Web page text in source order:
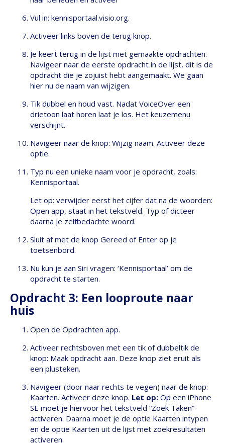
Vul in: kennisportaal.visio.org.
Activeer links boven de terug knop.
Je keert terug in de lijst met gemaakte opdrachten.
Navigeer naar de eerste opdracht in de lijst, dit is de
opdracht die je zojuist hebt aangemaakt. We gaan
hier nu de naam van wijzigen.
Tik dubbel en houd vast. Nadat VoiceOver een
drietoon laat horen laat je los. Het keuzemenu
verschijnt.
Navigeer naar de knop: Wijzig naam. Activeer deze
optie.
Typ nu een unieke naam voor je opdracht, zoals:
Kennisportaal.
Let op: verwijder eerst het cijfer dat na de woorden:
Open app, staat in het tekstveld. Typ of dicteer
daarna je zelfbedachte woord.
Sluit af met de knop Gereed of Enter op je
toetsenbord.
Nu kun je aan Siri vragen: ‘Kennisportaal’ om de
opdracht te starten.
Opdracht 3: Een looproute naar
huis
Open de Opdrachten app.
Activeer rechtsboven met een tik of dubbeltik de
knop: Maak opdracht aan. Deze knop ziet eruit als
een plusteken.
Navigeer (door naar rechts te vegen) naar de knop:
Kaarten. Activeer deze knop. Let op: Op een iPhone
SE moet je hiervoor het tekstveld “Zoek Taken”
activeren. Daarna moet je de optie Kaarten intypen
en de optie Kaarten uit de lijst met zoekresultaten
activeren.